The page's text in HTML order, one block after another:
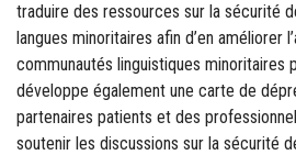
traduire des ressources sur la sécurité
langues minoritaires afin d’en améliorer
communautés linguistiques minoritaires
développe également une carte de
partenaires patients et des
soutenir les discussions sur la sécurité